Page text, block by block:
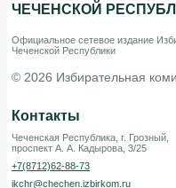
ЧЕЧЕНСКОЙ
Официальное сетевое издание
Чеченской Республики
© 2026 Избирательная
Контакты
Чеченская Республика, г. Грозный,
проспект А. А. Кадырова, 3/25
+7(8712)62-88-73
ikchr@chechen.izbirkom.ru